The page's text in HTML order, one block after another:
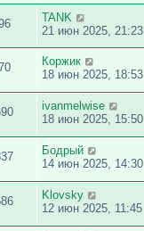
TANK
21 июн 2025, 21:23
Коржик
18 июн 2025, 18:53
ivanmelwise
18 июн 2025, 15:50
Бодрый
14 июн 2025, 14:30
Klovsky
12 июн 2025, 11:45